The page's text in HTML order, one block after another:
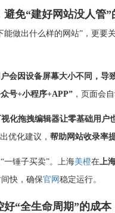
免“建好网站没人管”
做出什么样的网站”，更要
会因设备屏幕大小不同，导
号+小程序+APP” ，页面会
化拖拽编辑器让零基础用户
优化建议， 帮助网站收录率
一锤子买卖”。上海美橙在上
间快，确保官网 稳定运行。
“全生命周期”的成本